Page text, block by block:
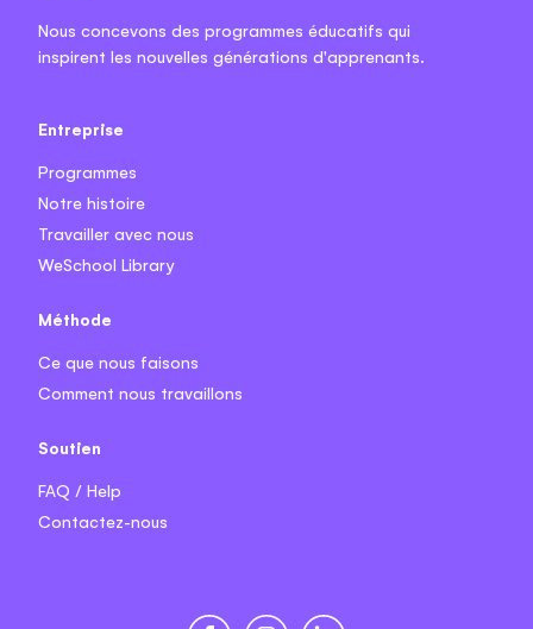
Nous concevons des programmes éducatifs qui
inspirent les nouvelles générations d'apprenants.
Entreprise
Programmes
Notre histoire
Travailler avec nous
WeSchool Library
Méthode
Ce que nous faisons
Comment nous travaillons
Soutien
FAQ / Help
Contactez-nous